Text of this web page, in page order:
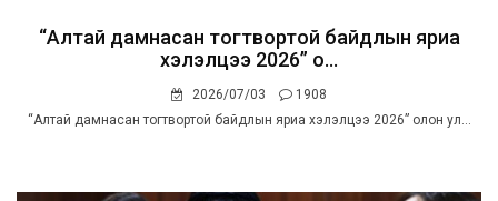
“Алтай дамнасан тогтвортой байдлын яриа
хэлэлцээ 2026” о...
2026/07/03
1908
“Алтай дамнасан тогтвортой байдлын яриа хэлэлцээ 2026” олон ул...